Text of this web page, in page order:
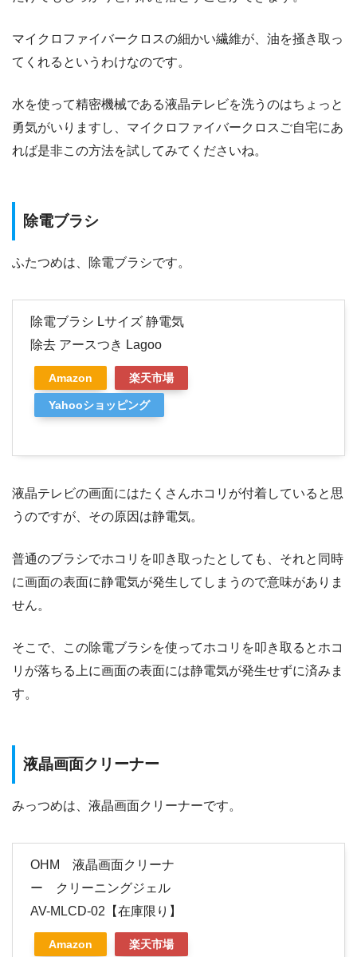
マイクロファイバークロスの細かい繊維が、油を掻き取っ
てくれるというわけなのです。
水を使って精密機械である液晶テレビを洗うのはちょっと
勇気がいりますし、マイクロファイバークロスご自宅にあ
れば是非この方法を試してみてくださいね。
除電ブラシ
ふたつめは、除電ブラシです。
除電ブラシ Lサイズ 静電気
除去 アースつき Lagoo
Amazon 楽天市場
Yahooショッピング
液晶テレビの画面にはたくさんホコリが付着していると思
うのですが、その原因は静電気。
普通のブラシでホコリを叩き取ったとしても、それと同時
に画面の表面に静電気が発生してしまうので意味がありま
せん。
そこで、この除電ブラシを使ってホコリを叩き取るとホコ
リが落ちる上に画面の表面には静電気が発生せずに済みま
す。
液晶画面クリーナー
みっつめは、液晶画面クリーナーです。
OHM 液晶画面クリーナ
ー クリーニングジェル
AV-MLCD-02【在庫限り】
Amazon 楽天市場